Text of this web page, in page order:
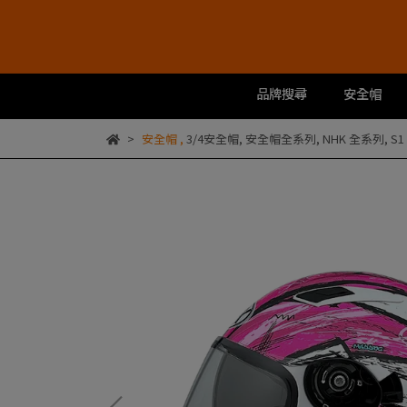
品牌搜尋 安全帽
安全帽, 3/4安全帽, 安全帽全系列, NHK 全系列, S1